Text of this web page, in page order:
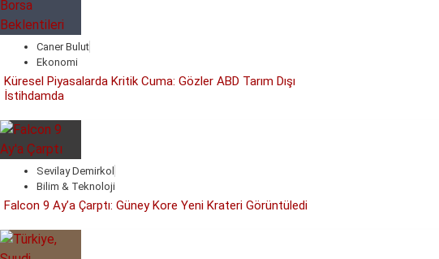
Caner Bulut
Ekonomi
Küresel Piyasalarda Kritik Cuma: Gözler ABD Tarım Dışı
İstihdamda
Sevilay Demirkol
Bilim & Teknoloji
Falcon 9 Ay’a Çarptı: Güney Kore Yeni Krateri Görüntüledi